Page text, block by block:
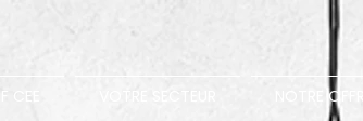
CEE NOTRE OFFRE